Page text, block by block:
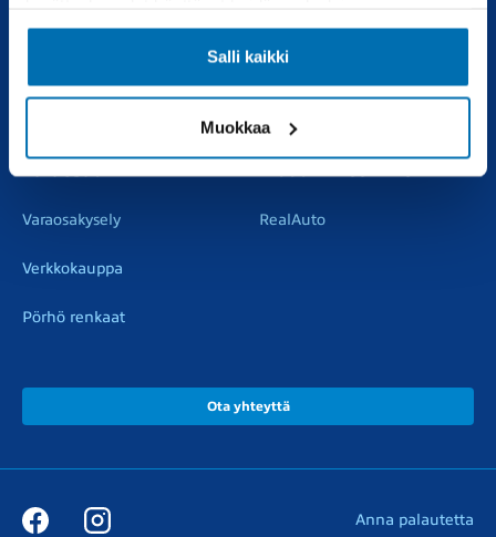
Salli kaikki
Muokkaa
Vauriokorjaus
Varaosakysely
Verkkokauppa
Pörhö renkaat
RealAuto
Ota yhteyttä
Anna palautetta